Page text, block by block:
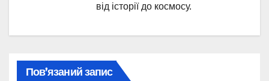
від історії до космосу.
Пов’язаний запис